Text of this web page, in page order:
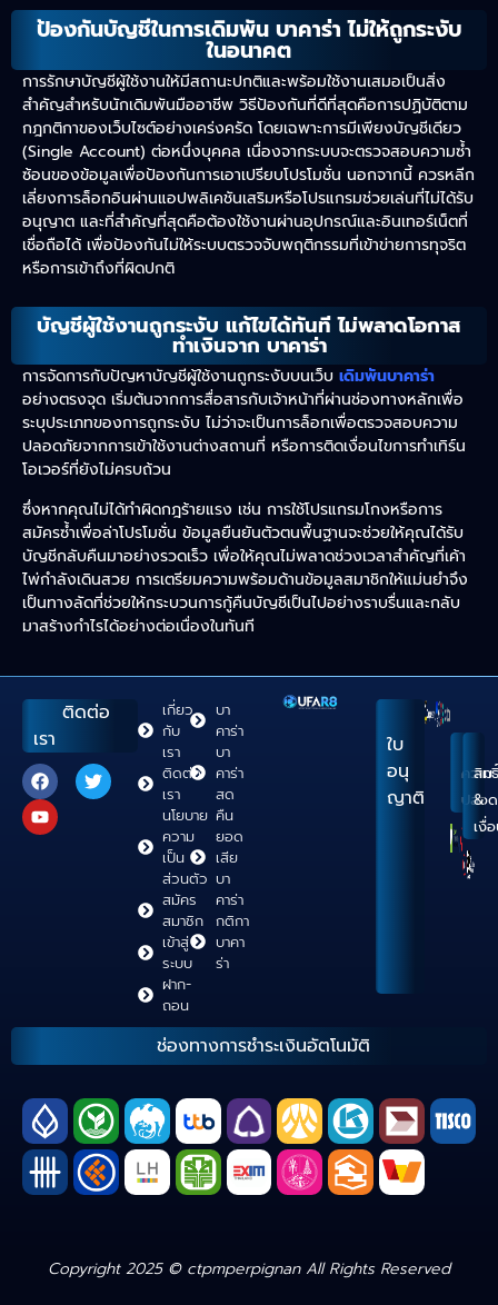
ป้องกันบัญชีในการเดิมพัน บาคาร่า ไม่ให้ถูกระงับ
ในอนาคต
การรักษาบัญชีผู้ใช้งานให้มีสถานะปกติและพร้อมใช้งานเสมอเป็นสิ่ง
สำคัญสำหรับนักเดิมพันมืออาชีพ วิธีป้องกันที่ดีที่สุดคือการปฏิบัติตาม
กฎกติกาของเว็บไซต์อย่างเคร่งครัด โดยเฉพาะการมีเพียงบัญชีเดียว
(Single Account) ต่อหนึ่งบุคคล เนื่องจากระบบจะตรวจสอบความซ้ำ
ซ้อนของข้อมูลเพื่อป้องกันการเอาเปรียบโปรโมชั่น นอกจากนี้ ควรหลีก
เลี่ยงการล็อกอินผ่านแอปพลิเคชันเสริมหรือโปรแกรมช่วยเล่นที่ไม่ได้รับ
อนุญาต และที่สำคัญที่สุดคือต้องใช้งานผ่านอุปกรณ์และอินเทอร์เน็ตที่
เชื่อถือได้ เพื่อป้องกันไม่ให้ระบบตรวจจับพฤติกรรมที่เข้าข่ายการทุจริต
หรือการเข้าถึงที่ผิดปกติ
บัญชีผู้ใช้งานถูกระงับ แก้ไขได้ทันที ไม่พลาดโอกาส
ทำเงินจาก บาคาร่า
การจัดการกับปัญหาบัญชีผู้ใช้งานถูกระงับบนเว็บ เดิมพันบาคาร่า
อย่างตรงจุด เริ่มต้นจากการสื่อสารกับเจ้าหน้าที่ผ่านช่องทางหลักเพื่อ
ระบุประเภทของการถูกระงับ ไม่ว่าจะเป็นการล็อกเพื่อตรวจสอบความ
ปลอดภัยจากการเข้าใช้งานต่างสถานที่ หรือการติดเงื่อนไขการทำเทิร์น
โอเวอร์ที่ยังไม่ครบถ้วน
ซึ่งหากคุณไม่ได้ทำผิดกฎร้ายแรง เช่น การใช้โปรแกรมโกงหรือการ
สมัครซ้ำเพื่อล่าโปรโมชั่น ข้อมูลยืนยันตัวตนพื้นฐานจะช่วยให้คุณได้รับ
บัญชีกลับคืนมาอย่างรวดเร็ว เพื่อให้คุณไม่พลาดช่วงเวลาสำคัญที่เค้า
ไพ่กำลังเดินสวย การเตรียมความพร้อมด้านข้อมูลสมาชิกให้แม่นยำจึง
เป็นทางลัดที่ช่วยให้กระบวนการกู้คืนบัญชีเป็นไปอย่างราบรื่นและกลับ
มาสร้างกำไรได้อย่างต่อเนื่องในทันที
ใบ
อนุ
ญาติ
ความ
ปลอ
สิท
&
เงื่
เกี่ยว
กับ
เรา
ติดต่อ
เรา
นโยบาย
ความ
เป็น
ส่วนตัว
สมัคร
สมาชิก
เข้าสู่
ระบบ
ฝาก-
ถอน
บา
คาร่า
บา
คาร่า
สด
คืน
ยอด
เสีย
บา
คาร่า
กติกา
บาคา
ร่า
ติดต่อ
เรา
ช่องทางการชำระเงินอัตโนมัติ
Copyright 2025 © ctpmperpignan All Rights Reserved